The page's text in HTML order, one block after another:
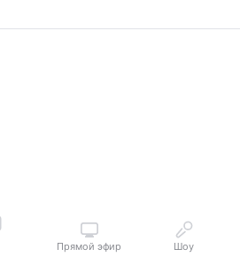
Прямой эфир Шоу